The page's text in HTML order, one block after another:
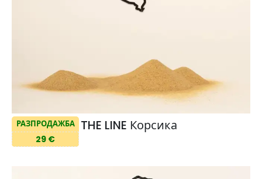
РАЗПРОДАЖБА
29 €
THE LINE Корсика